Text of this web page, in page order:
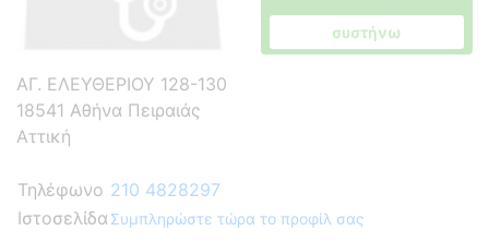
συστήνω
ΑΓ. ΕΛΕΥΘΕΡΙΟΥ 128-130
18541 Αθήνα Πειραιάς
Αττική
Τηλέφωνο 210 4828297
Ιστοσελίδα Συμπληρώστε τώρα το προφίλ σας